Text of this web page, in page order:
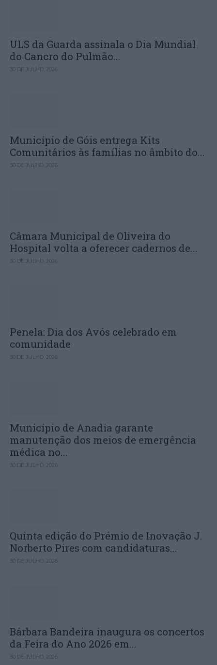
ULS da Guarda assinala o Dia Mundial
do Cancro do Pulmão...
30 DE JULHO, 2026
Município de Góis entrega Kits
Comunitários às famílias no âmbito do...
30 DE JULHO, 2026
Câmara Municipal de Oliveira do
Hospital volta a oferecer cadernos de...
30 DE JULHO, 2026
Penela: Dia dos Avós celebrado em
comunidade
30 DE JULHO, 2026
Município de Anadia garante
manutenção dos meios de emergência
médica no...
30 DE JULHO, 2026
Quinta edição do Prémio de Inovação J.
Norberto Pires com candidaturas...
30 DE JULHO, 2026
Bárbara Bandeira inaugura os concertos
da Feira do Ano 2026 em...
30 DE JULHO, 2026